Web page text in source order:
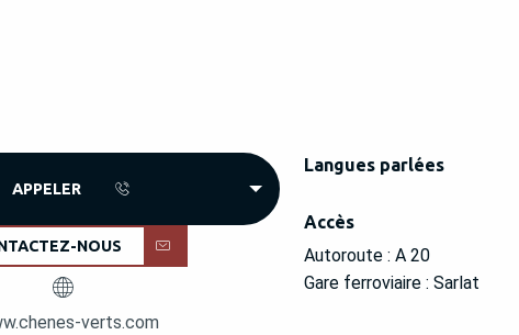
APPELER
NOUS
verts.com
Langues parlées
Langues parlées
Accès
Accès
Autoroute : A 20
Gare ferroviaire : Sarlat